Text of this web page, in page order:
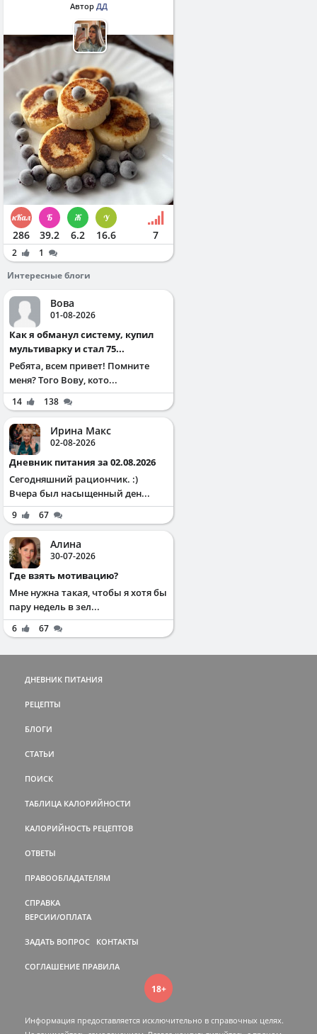
Автор ДД
286 39.2 6.2 16.6 7
2
1
Интересные блоги
Вова
01-08-2026
Как я обманул систему, купил
мультиварку и стал 75...
Ребята, всем привет! Помните
меня? Того Вову, кото...
14 138
Ирина Макс
02-08-2026
Дневник питания за 02.08.2026
Сегодняшний рациончик. :)
Вчера был насыщенный ден...
9 67
Алина
30-07-2026
Где взять мотивацию?
Мне нужна такая, чтобы я хотя бы
пару недель в зел...
6 67
ДНЕВНИК ПИТАНИЯ
РЕЦЕПТЫ
БЛОГИ
СТАТЬИ
ПОИСК
ТАБЛИЦА КАЛОРИЙНОСТИ
КАЛОРИЙНОСТЬ РЕЦЕПТОВ
ОТВЕТЫ
ПРАВООБЛАДАТЕЛЯМ
СПРАВКА
ВЕРСИИ/ОПЛАТА
ЗАДАТЬ ВОПРОС КОНТАКТЫ
СОГЛАШЕНИЕ ПРАВИЛА
18+
Информация предоставляется исключительно в справочных целях.